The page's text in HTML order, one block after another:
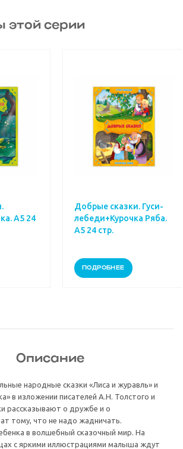
этой серии
А5 24
Добрые сказки. Гуси-
лебеди+Курочка Ряба.
А5 24 стр.
ПОДРОБНЕЕ
Описание
народные сказки «Лиса и журавль» и
в изложении писателей А.Н. Толстого и
рассказывают о дружбе и о
тому, что не надо жадничать.
в волшебный сказочный мир. На
с яркими иллюстрациями малыша ждут